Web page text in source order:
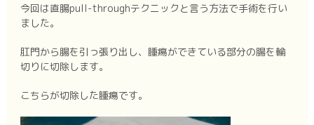
今回は直腸pull-throughテクニックと言う方法で手術を行い
ました。
肛門から腸を引っ張り出し、腫瘍ができている部分の腸を輪
切りに切除します。
こちらが切除した腫瘍です。